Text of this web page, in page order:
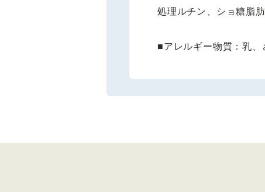
処理ルチン、ショ糖脂
■アレルギー物質：乳、